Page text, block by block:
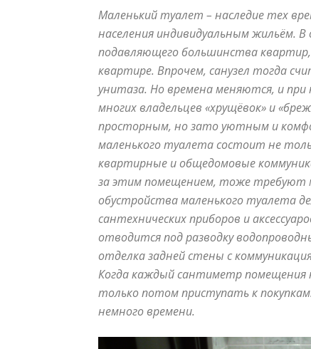
Маленький туалет – наследие тех
населения индивидуальным жильём.
подавляющего большинства
квартире. Впрочем, санузел тогда
унитаза. Но времена меняются, и
многих владельцев «хрущёвок» и
просторным, но зато уютным и
маленького туалета состоит не
квартирные и общедомовые
за этим помещением, тоже требуют
обустройства маленького туалета
сантехнических приборов и
отводится под разводку
отделка задней стены с
Когда каждый сантиметр помещения
только потом приступать к
немного времени.